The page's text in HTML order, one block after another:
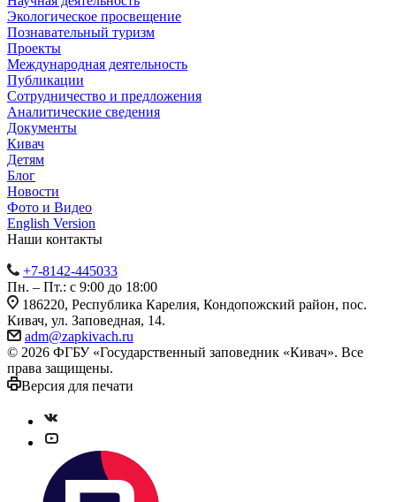
Экологическое просвещение
Познавательный туризм
Проекты
Международная деятельность
Публикации
Сотрудничество и предложения
Аналитические сведения
Документы
Кивач
Детям
Блог
Новости
Фото и Видео
English Version
Наши контакты
+7-8142-445033
Пн. – Пт.: с 9:00 до 18:00
186220, Республика Карелия, Кондопожский район, пос.
Кивач, ул. Заповедная, 14.
adm@zapkivach.ru
© 2026 ФГБУ «Государственный заповедник «Кивач». Все
права защищены.
Версия для печати